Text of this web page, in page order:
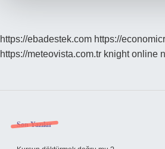
https://ebadestek.com https://
https://meteovista.com.tr knight online
Sidebar
Son Yazılar